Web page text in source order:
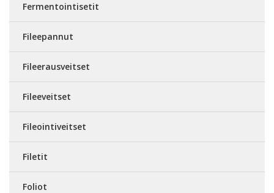
Fermentointisetit
Fileepannut
Fileerausveitset
Fileeveitset
Fileointiveitset
Filetit
Foliot